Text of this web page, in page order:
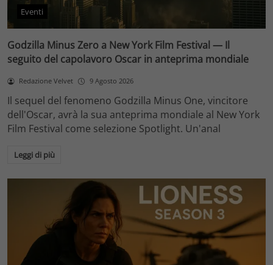
Eventi
Godzilla Minus Zero a New York Film Festival — Il
seguito del capolavoro Oscar in anteprima mondiale
Redazione Velvet 9 Agosto 2026
Il sequel del fenomeno Godzilla Minus One, vincitore
dell'Oscar, avrà la sua anteprima mondiale al New York
Film Festival come selezione Spotlight. Un'anal
Leggi di più